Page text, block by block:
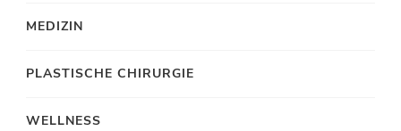
MEDIZIN
PLASTISCHE CHIRURGIE
WELLNESS